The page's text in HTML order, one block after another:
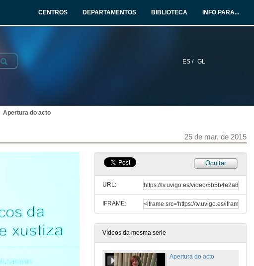
CENTROS DEPARTAMENTOS BIBLIOTECA INFO PARA...
ES / GL
Submit
Apertura do acto
25 de mar. de 2015
Ocultar
URL:
IFRAME:
Vídeos da mesma serie
Apertura do acto